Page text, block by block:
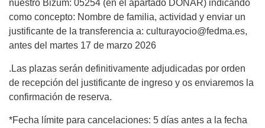
nuestro Bizum: 05254 (en el apartado DONAR) indicando
como concepto: Nombre de familia, actividad y enviar un
justificante de la transferencia a: culturayocio@fedma.es,
antes del martes 17 de marzo 2026
.Las plazas serán definitivamente adjudicadas por orden
de recepción del justificante de ingreso y os enviaremos la
confirmación de reserva.
*Fecha límite para cancelaciones: 5 días antes a la fecha